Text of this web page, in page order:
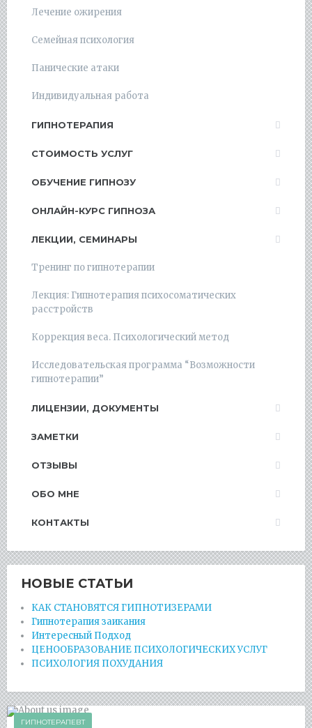
Лечение ожирения
Семейная психология
Панические атаки
Индивидуальная работа
ГИПНОТЕРАПИЯ
СТОИМОСТЬ УСЛУГ
ОБУЧЕНИЕ ГИПНОЗУ
ОНЛАЙН-КУРС ГИПНОЗА
ЛЕКЦИИ, СЕМИНАРЫ
Тренинг по гипнотерапии
Лекция: Гипнотерапия психосоматических
расстройств
Коррекция веса. Психологический метод
Исследовательская программа “Возможности
гипнотерапии”
ЛИЦЕНЗИИ, ДОКУМЕНТЫ
ЗАМЕТКИ
ОТЗЫВЫ
ОБО МНЕ
КОНТАКТЫ
НОВЫЕ СТАТЬИ
КАК СТАНОВЯТСЯ ГИПНОТИЗЕРАМИ
Гипнотерапия заикания
Интересный Подход
ЦЕНООБРАЗОВАНИЕ ПСИХОЛОГИЧЕСКИХ УСЛУГ
ПСИХОЛОГИЯ ПОХУДАНИЯ
ГИПНОТЕРАПЕВТ